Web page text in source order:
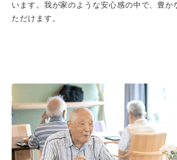
います。我が家のような安心感の中で、豊か
ただけます。